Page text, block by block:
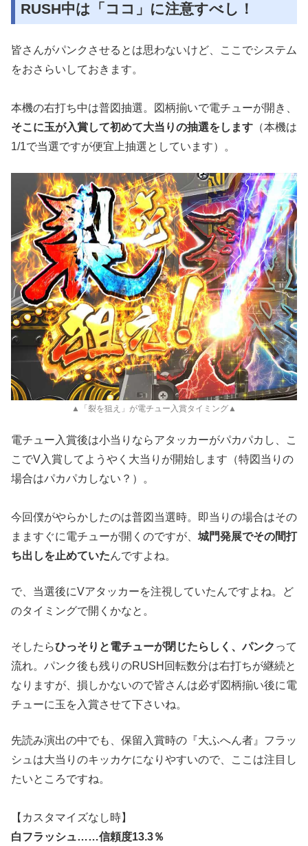
RUSH中は「ココ」に注意すべし！
皆さんがパンクさせるとは思わないけど、ここでシステム
をおさらいしておきます。
本機の右打ち中は普図抽選。図柄揃いで電チューが開き、
そこに玉が入賞して初めて大当りの抽選をします （本機は
1/1で当選ですが便宜上抽選としています）。
▲「裂を狙え」が電チュー入賞タイミング▲
電チュー入賞後は小当りならアタッカーがパカパカし、こ
こでV入賞してようやく大当りが開始します（特図当りの
場合はパカパカしない？）。
今回僕がやらかしたのは普図当選時。即当りの場合はその
まますぐに電チューが開くのですが、 城門発展でその間打
ち出しを止めていたんですよね。
で、当選後にVアタッカーを注視していたんですよね。ど
のタイミングで開くかなと。
そしたらひっそりと電チューが閉じたらしく、パンク って
流れ。パンク後も残りのRUSH回転数分は右打ちが継続と
なりますが、損しかないので皆さんは必ず図柄揃い後に電
チューに玉を入賞させて下さいね。
先読み演出の中でも、保留入賞時の『大ふへん者』フラッ
シュは大当りのキッカケになりやすいので、ここは注目し
たいところですね。
【カスタマイズなし時】
白フラッシュ……信頼度13.3％